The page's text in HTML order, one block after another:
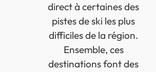
direct à certaines des
pistes de ski les plus
difficiles de la région.
Ensemble, ces
destinations font des